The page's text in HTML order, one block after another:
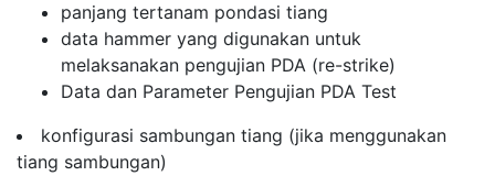
panjang tertanam pondasi tiang
data hammer yang digunakan untuk
melaksanakan pengujian PDA (re-strike)
Data dan Parameter Pengujian PDA Test
konfigurasi sambungan tiang (jika menggunakan
tiang sambungan)